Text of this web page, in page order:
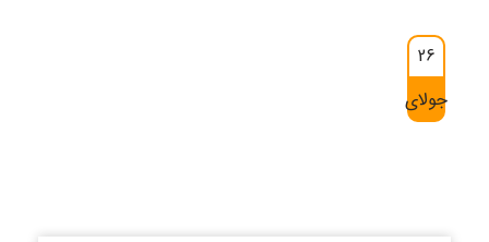
26
جولای